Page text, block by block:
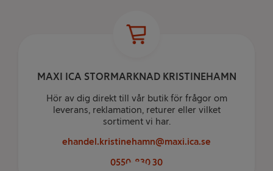
MAXI ICA STORMARKNAD KRISTINEHAMN
Hör av dig direkt till vår butik för frågor om
leverans, reklamation, returer eller vilket
sortiment vi har.
ehandel.kristinehamn@maxi.ica.se
0550-830 30